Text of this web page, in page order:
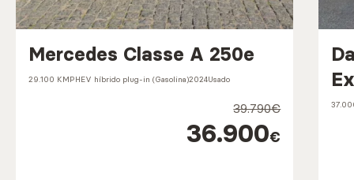
Mercedes Classe A 250e
29.100 KMPHEV híbrido plug-in (Gasolina)2024Usado
39.790€
36.900€